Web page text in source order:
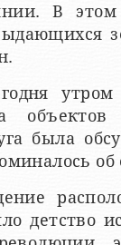
В
объектов
была
детство